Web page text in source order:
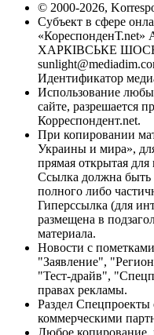
© 2000-2026,
Субъект в сфере
«КореспонденТ.net»
ХАРКІВСЬКЕ ШОСЕ,
Идентификатор
Использование
сайте, разрешается
Корреспондент.net.
При копировании
Украины и мира»,
прямая открытая
Ссылка должна быть
полного либо
Гиперссылка (для
размещена в
материала.
Новости с
"Заявление",
"Тест-драйв",
правах рекламы.
Раздел Спецпроекты
коммерческими